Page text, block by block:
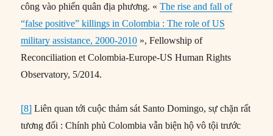
công vào phiến quân địa phương. «The rise and fall of
“false positive” killings in Colombia : The role of US
military assistance, 2000-2010 », Fellowship of
Reconciliation et Colombia-Europe-US Human Rights
Observatory, 5/2014.
[8] Liên quan tới cuộc thảm sát Santo Domingo, sự chặn rất
tương đối : Chính phủ Colombia vẫn biện hộ vô tội trước